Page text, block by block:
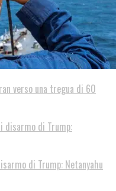
verso una tregua di 60
di Trump: Netanyahu